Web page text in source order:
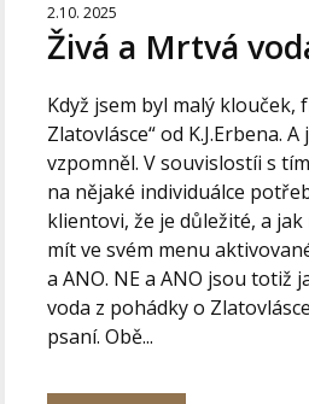
2.10. 2025
Živá a Mrtvá
Když jsem byl malý klouček,
Zlatovlásce“ od K.J.Erbena.
vzpomněl. V souvislostíi s
na nějaké individuálce
klientovi, že je důležité, a
mít ve svém menu
a ANO. NE a ANO jsou totiž
voda z pohádky o
psaní. Obě...